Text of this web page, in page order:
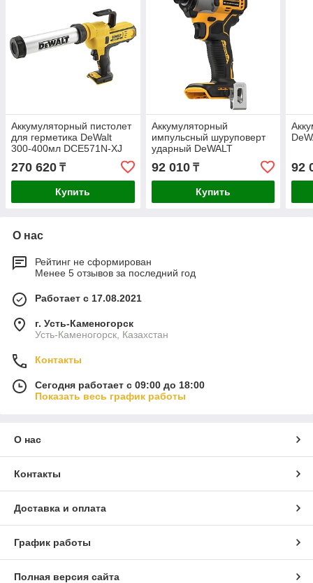
Аккумуляторный пистолет
для герметика DeWalt
300-400мл DCE571N-XJ
270 620 ₸
Купить
Аккумуляторный
импульсный шуруповерт
ударный DeWALT
DCF840N-XJ
92 010₸
Купить
92
О нас
Рейтинг не сформирован
Менее 5 отзывов за последний год
Работает с 17.08.2021
г. Усть-Каменогорск
Усть-Каменогорск, Казахстан
Контакты
Сегодня работает с 09:00 до 18:00
Показать весь график работы
О нас
Контакты
Доставка и оплата
График работы
Полная версия сайта